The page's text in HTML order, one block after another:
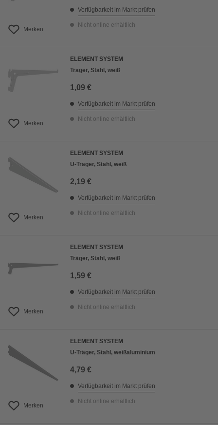
Merken
Verfügbarkeit im Markt prüfen
Nicht online erhältlich
Merken
ELEMENT SYSTEM
Träger, Stahl, weiß
1,09 €
Verfügbarkeit im Markt prüfen
Nicht online erhältlich
Merken
ELEMENT SYSTEM
U-Träger, Stahl, weiß
2,19 €
Verfügbarkeit im Markt prüfen
Nicht online erhältlich
Merken
ELEMENT SYSTEM
Träger, Stahl, weiß
1,59 €
Verfügbarkeit im Markt prüfen
Nicht online erhältlich
Merken
ELEMENT SYSTEM
U-Träger, Stahl, weißaluminium
4,79 €
Verfügbarkeit im Markt prüfen
Nicht online erhältlich